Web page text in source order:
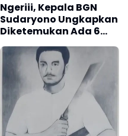
Ngeriii, Kepala BGN
Sudaryono Ungkapkan
Diketemukan Ada 6
Juta Data Ganda
Siswa Penerima MBG